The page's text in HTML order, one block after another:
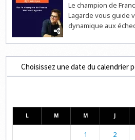
Le champion de
Lagarde vous guide
dynamique aux
Choisissez une date du calendrier
L M M J
1 2